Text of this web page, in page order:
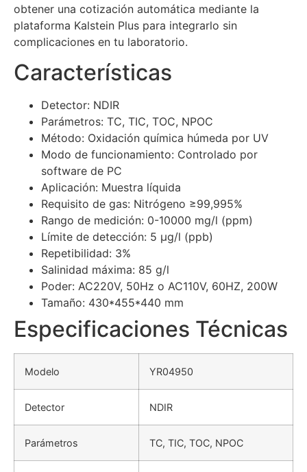
obtener una cotización automática mediante la
plataforma Kalstein Plus para integrarlo sin
complicaciones en tu laboratorio.
Características
Detector: NDIR
Parámetros: TC, TIC, TOC, NPOC
Método: Oxidación química húmeda por UV
Modo de funcionamiento: Controlado por
software de PC
Aplicación: Muestra líquida
Requisito de gas: Nitrógeno ≥99,995%
Rango de medición: 0-10000 mg/l (ppm)
Límite de detección: 5 μg/l (ppb)
Repetibilidad: 3%
Salinidad máxima: 85 g/l
Poder: AC220V, 50Hz o AC110V, 60HZ, 200W
Tamaño: 430*455*440 mm
Especificaciones Técnicas
Modelo YR04950
Detector NDIR
Parámetros TC, TIC, TOC, NPOC